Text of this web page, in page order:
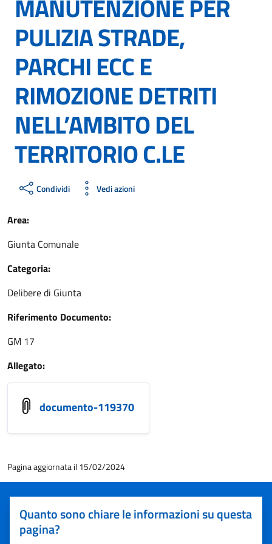
MANUTENZIONE PER
PULIZIA STRADE,
PARCHI ECC E
RIMOZIONE DETRITI
NELL’AMBITO DEL
TERRITORIO C.LE
Condividi Vedi azioni
Area:
Giunta Comunale
Categoria:
Delibere di Giunta
Riferimento Documento:
GM 17
Allegato:
documento-119370
Pagina aggiornata il 15/02/2024
Quanto sono chiare le informazioni su questa
pagina?